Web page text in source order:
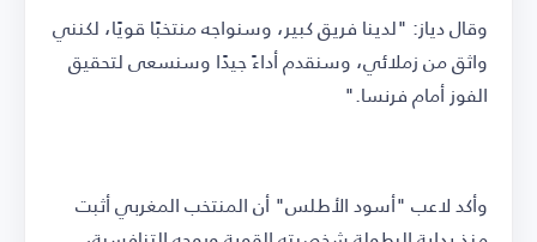
وقال دياز: "لدينا فريق كبير، وسنواجه منتخبًا قويًا، لكنني
واثق من زملائي، وسنقدم أداءً جيدًا وسنسعى لتحقيق
الفوز أمام فرنسا."
وأكد لاعب "أسود الأطلس" أن المنتخب المغربي أثبت